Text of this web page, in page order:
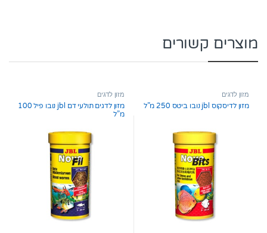
מוצרים קשורים
מזון לדגים
מזון לדיסקוס jbl נובו ביטס 250 מ”ל
מזון לדגים
מזון לדגים תולעי דם jbl נובו פיל 100
מ”ל